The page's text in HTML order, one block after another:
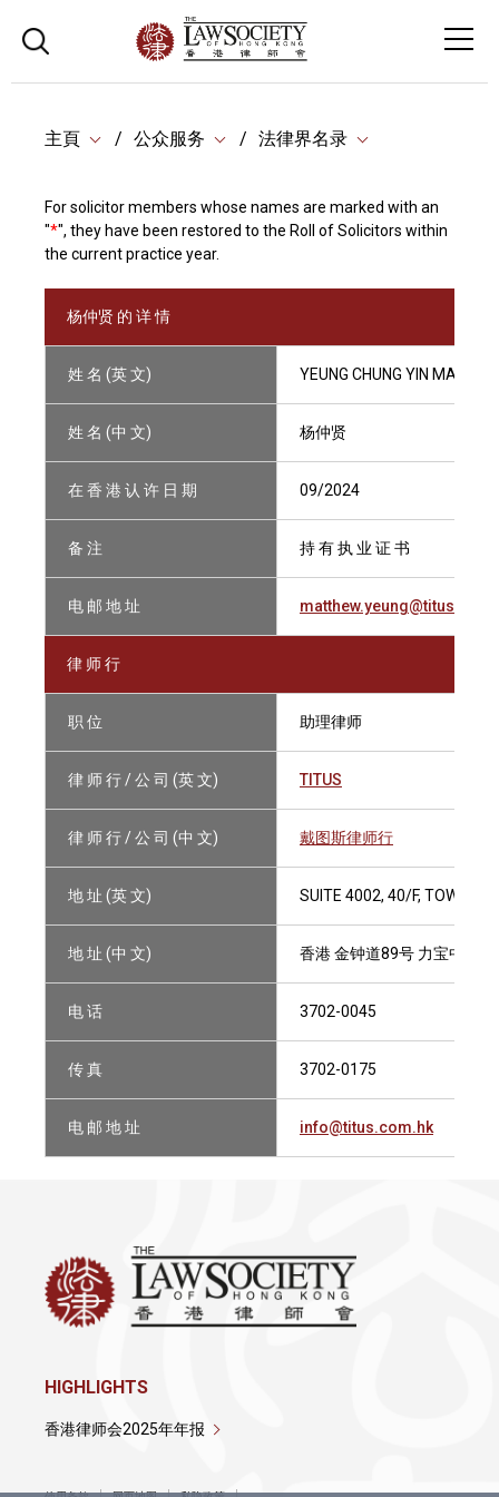
主頁 公众服务 法律界名录
For solicitor members whose names are marked with an
"*", they have been restored to the Roll of Solicitors within
the current practice year.
杨仲贤 的 详 情
姓 名 (英 文) YEUNG CHUNG YIN
姓 名 (中 文) 杨仲贤
在 香 港 认 许 日 期 09/2024
备 注 持 有 执 业 证 书
电 邮 地 址
律 师 行
职 位 助理律师
律 师 行 / 公 司 (英 文) TITUS
律 师 行 / 公 司 (中 文) 戴图斯律师行
地 址 (英 文) SUITE 4002, 40/F, TOWER 1,
地 址 (中 文) 香港 金钟道89号 力宝中心1
电 话 3702-0045
传 真 3702-0175
电 邮 地 址 info@titus.com.hk
HIGHLIGHTS
香港律师会2025年年报